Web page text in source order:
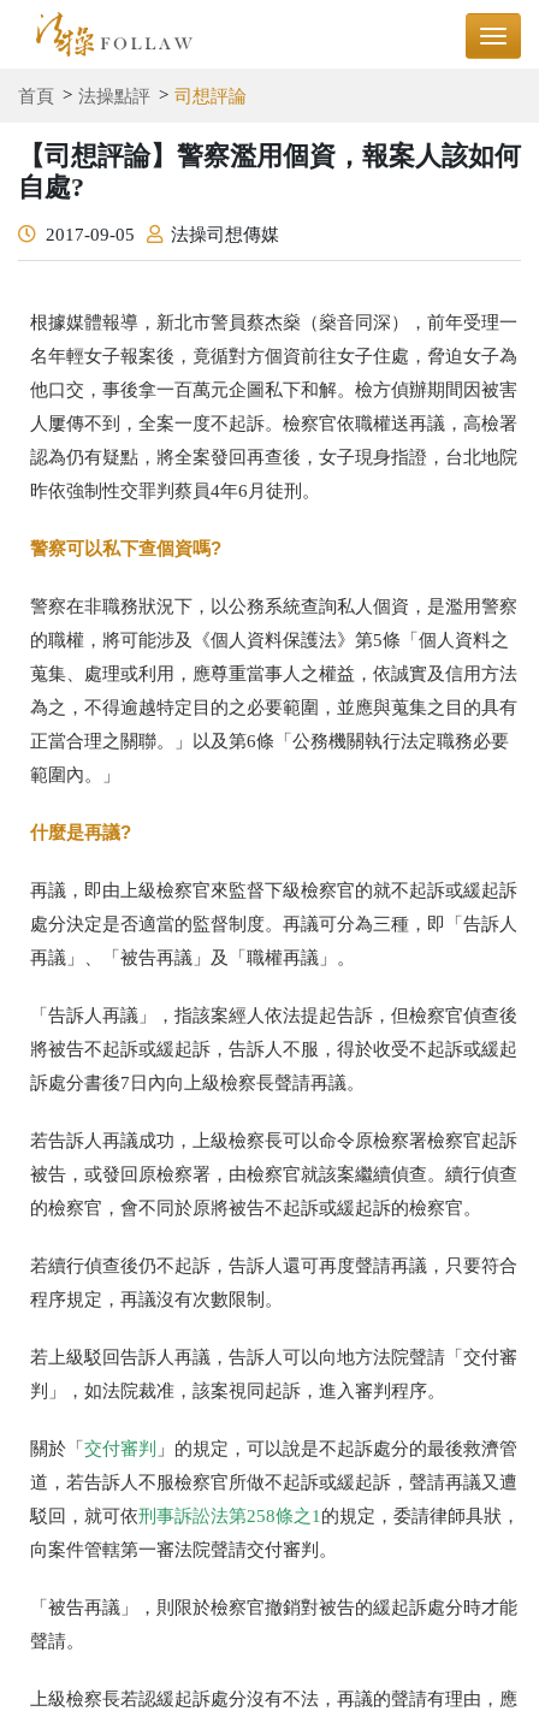
首頁 法操點評 司想評論
【司想評論】警察濫用個資，報案人該如何
自處?
2017-09-05 法操司想傳媒
根據媒體報導，新北市警員蔡杰燊（燊音同深），前年受理一
名年輕女子報案後，竟循對方個資前往女子住處，脅迫女子為
他口交，事後拿一百萬元企圖私下和解。檢方偵辦期間因被害
人屢傳不到，全案一度不起訴。檢察官依職權送再議，高檢署
認為仍有疑點，將全案發回再查後，女子現身指證，台北地院
昨依強制性交罪判蔡員4年6月徒刑。
警察可以私下查個資嗎?
警察在非職務狀況下，以公務系統查詢私人個資，是濫用警察
的職權，將可能涉及《個人資料保護法》 第5條「個人資料之
蒐集、處理或利用，應尊重當事人之權益，依誠實及信用方法
為之，不得逾越特定目的之必要範圍，並應與蒐集之目的具有
正當合理之關聯。」以及第6條「公務機關執行法定職務必要
範圍內。」
什麼是再議?
再議，即由上級檢察官來監督下級檢察官的就不起訴或緩起訴
處分決定是否適當的監督制度。再議可分為三種，即「告訴人
再議」、「被告再議」及「職權再議」。
「告訴人再議」，指該案經人依法提起告訴，但檢察官偵查後
將被告不起訴或緩起訴，告訴人不服，得於收受不起訴或緩起
訴處分書後7日內向上級檢察長聲請再議。
若告訴人再議成功，上級檢察長可以命令原檢察署檢察官起訴
被告，或發回原檢察署，由檢察官就該案繼續偵查。續行偵查
的檢察官，會不同於原將被告不起訴或緩起訴的檢察官。
若續行偵查後仍不起訴，告訴人還可再度聲請再議，只要符合
程序規定，再議沒有次數限制。
若上級駁回告訴人再議，告訴人可以向地方法院聲請「交付審
判」，如法院裁准，該案視同起訴，進入審判程序。
關於「 交付審判 」的規定，可以說是不起訴處分的最後救濟管
道，若告訴人不服檢察官所做不起訴或緩起訴，聲請再議又遭
駁回，就可依刑事訴訟法第258條之1 的規定，委請律師具狀，
向案件管轄第一審法院聲請交付審判。
「被告再議」，則限於檢察官撤銷對被告的緩起訴處分時才能
聲請。
上級檢察長若認緩起訴處分沒有不法，再議的聲請有理由，應